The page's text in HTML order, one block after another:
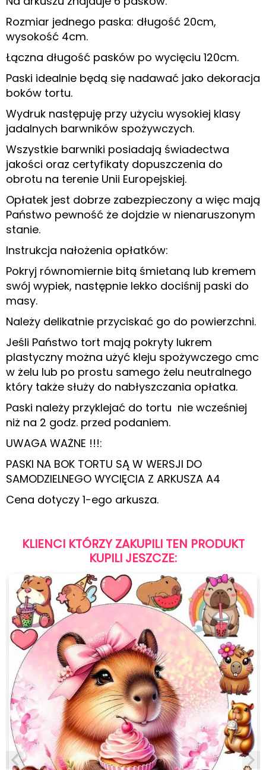
Rozmiar jednego paska: długość 20cm,
wysokość 4cm.
Łączna długość pasków po wycięciu 120cm.
Paski idealnie będą się nadawać jako dekoracja
boków tortu.
Wydruk następuję przy użyciu wysokiej klasy
jadalnych barwników spożywczych.
Wszystkie barwniki posiadają świadectwa
jakości oraz certyfikaty dopuszczenia do
obrotu na terenie Unii Europejskiej.
Opłatek jest dobrze zabezpieczony a więc mają
Państwo pewność że dojdzie w nienaruszonym
stanie.
Instrukcja nałożenia opłatków:
Pokryj równomiernie bitą śmietaną lub kremem
swój wypiek, następnie lekko dociśnij paski do
masy.
Należy delikatnie przyciskać go do powierzchni.
Jeśli Państwo tort mają pokryty lukrem
plastyczny można użyć kleju spożywczego cmc
w żelu lub po prostu samego żelu neutralnego
który także służy do nabłyszczania opłatka.
Paski należy przyklejać do tortu nie wcześniej
niż na 2 godz. przed podaniem.
UWAGA WAŻNE !!!:
PASKI NA BOK TORTU SĄ W WERSJI DO
SAMODZIELNEGO WYCIĘCIA Z ARKUSZA A4
Cena dotyczy 1-ego arkusza.
KLIENCI KTÓRZY ZAKUPILI TEN PRODUKT
KUPILI JESZCZE: